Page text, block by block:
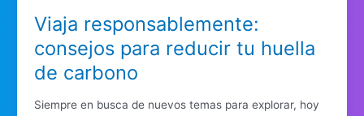
Viaja responsablemente:
consejos para reducir tu huella
de carbono
Siempre en busca de nuevos temas para explorar, hoy